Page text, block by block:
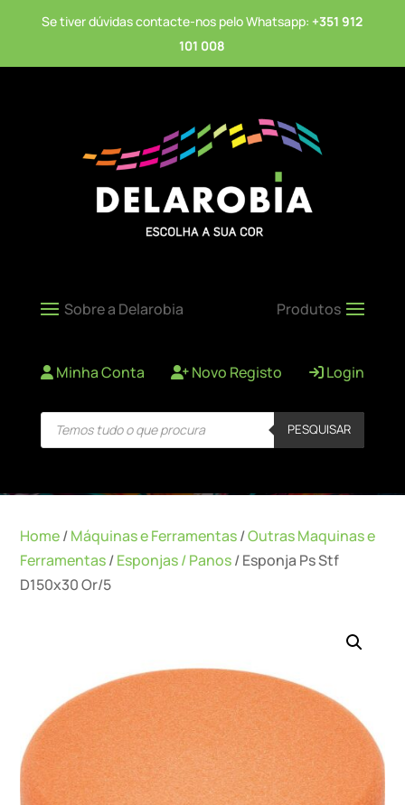
Se tiver dúvidas contacte-nos pelo Whatsapp: +351 912
101 008
Minha Conta Novo Registo Login
Products
search PESQUISAR
Home/Máquinas e Ferramentas/Outras Maquinas e
Ferramentas/Esponjas / Panos/ Esponja Ps Stf
D150x30 Or/5